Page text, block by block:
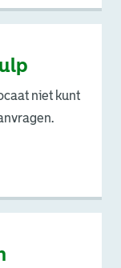
niet kunt